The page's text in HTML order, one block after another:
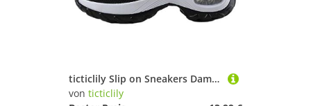
ticticlily Slip on Sneakers Damen Memory Foam Turnschuhe Sportschuhe Bequeme Schlupfschuhe Plattform A Schwarz 1 38
von ticticlily